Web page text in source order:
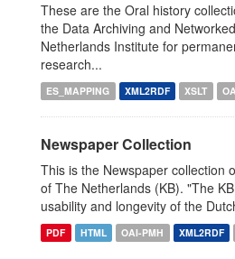
These are the Oral history
the Data Archiving and
Netherlands Institute for
research...
ES_MAPPING XML2RDF XSLT
Newspaper Collection
This is the Newspaper collection
of The Netherlands (KB). "The
usability and longevity of the
PDF HTML OAI-PMH XML2RDF